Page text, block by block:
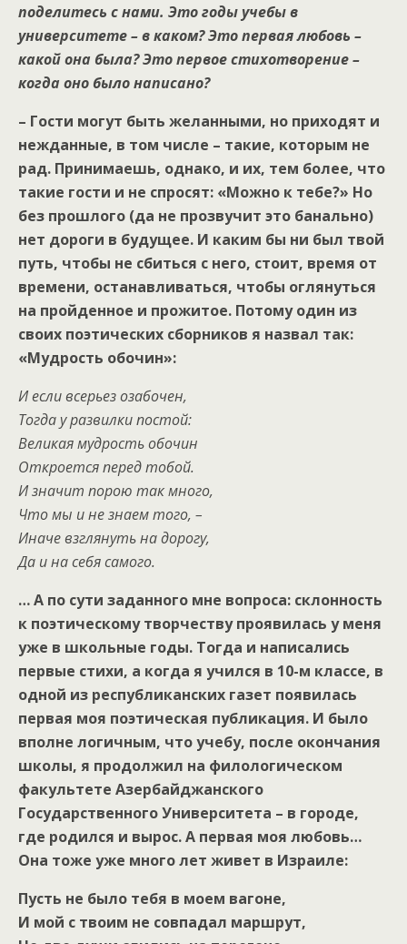
поделитесь с нами. Это годы учебы в
университете – в каком? Это первая любовь –
какой она была? Это первое стихотворение –
когда оно было написано?
– Гости могут быть желанными, но приходят и
нежданные, в том числе – такие, которым не
рад. Принимаешь, однако, и их, тем более, что
такие гости и не спросят: «Можно к тебе?» Но
без прошлого (да не прозвучит это банально)
нет дороги в будущее. И каким бы ни был твой
путь, чтобы не сбиться с него, стоит, время от
времени, останавливаться, чтобы оглянуться
на пройденное и прожитое. Потому один из
своих поэтических сборников я назвал так:
«Мудрость обочин»:
И если всерьез озабочен,
Тогда у развилки постой:
Великая мудрость обочин
Откроется перед тобой.
И значит порою так много,
Что мы и не знаем того, –
Иначе взглянуть на дорогу,
Да и на себя самого.
… А по сути заданного мне вопроса: склонность
к поэтическому творчеству проявилась у меня
уже в школьные годы. Тогда и написались
первые стихи, а когда я учился в 10-м классе, в
одной из республиканских газет появилась
первая моя поэтическая публикация. И было
вполне логичным, что учебу, после окончания
школы, я продолжил на филологическом
факультете Азербайджанского
Государственного Университета – в городе,
где родился и вырос. А первая моя любовь…
Она тоже уже много лет живет в Израиле:
Пусть не было тебя в моем вагоне,
И мой с твоим не совпадал маршрут,